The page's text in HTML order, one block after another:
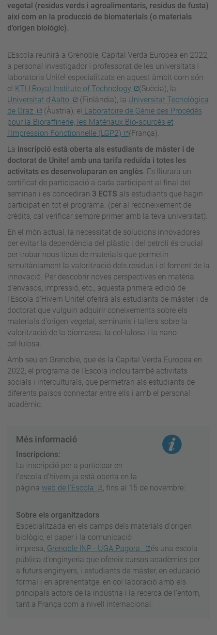
vegetal (residus verds i agroalimentaris, residus de fusta)
així com en la producció de biomaterials (o materials
d’origen biològic).
L’Escola reunirà a Grenoble, Capital Verda Europea en 2022,
a personal investigador i professorat de les universitats i
laboratoris Unite! especialitzats en aquest àmbit com són
el KTH Royal Institute of Technology
(Suècia), la
Universitat d’Aalto
(Finlàndia), la Universitat Tecnològica
de Graz
(Àustria), el Laboratoire de Génie des Procédés
pour la Bioraffinerie, les Matériaux Bio-sourcés et
l'Impression Fonctionnelle (LGP2)
(França).
La inscripció està oberta als estudiants de màster i de
doctorat de Unite! amb una tarifa reduïda i totes les
activitats es desenvoluparan en anglès. Es lliurarà un
certificat de participació a cada participant al final del
seminari i es concediran 3 ECTS als estudiants que hagin
participat en tot el programa. (per al reconeixement de
crèdits, cal verificar sempre primer amb la teva universitat).
En el món actual, la necessitat de solucions innovadores
per evitar la dependència del plàstic i del petroli és crucial
per trobar nous tipus de materials que permetin
simultàniament la valorització dels residus i el foment de la
innovació. Per descobrir noves perspectives en matèria
d'envasos, impressió, etc., aquesta primera edició de
l'Escola d'Hivern Unite! oferirà als estudiants de màster i de
doctorat que vulguin adquirir coneixements sobre els
materials d'origen vegetal, seminaris i tallers sobre la
valorització de la biomassa, la cel·lulosa i la nano
cel·lulosa.
Amb seu en Grenoble, que és la Capital Verda Europea en
2022, el programa de l’Escola inclou també activitats
socials i interculturals, que permetran als estudiants de
diferents països connectar entre ells i amb el personal
acadèmic.
Més informació
Inscripcions:
La inscripció per a participar en
l'escola d'hivern ja està oberta en la
pàgina web de l'Escola , fins al 15 de novembre:
Sobre els organitzadors
Especialitzada en els camps dels materials d'origen
biològic, el paper i la comunicació
impresa, Grenoble INP - UGA Pagora
és una escola
pública d'enginyeria que ofereix cursos acadèmics per
a futurs enginyers, i estudiants de màster, en educació
formal i en aprenentatge, en col·laboració amb els
principals actors de la indústria i la recerca de l’entorn,
tant a França com a nivell internacional.